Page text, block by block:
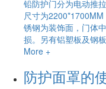
铅防护门分为电动推
尺寸为
锈钢为装饰面，门体
损。另有铝塑板及钢
More +
防护面罩的